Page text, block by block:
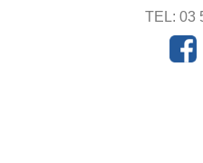
TEL: 03